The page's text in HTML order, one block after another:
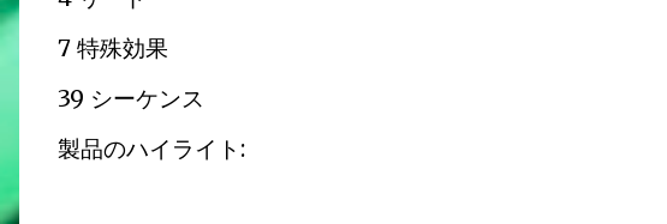
7 特殊効果
39 シーケンス
製品のハイライト: